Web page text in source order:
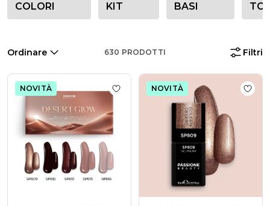
COLORI KIT BASI
Ordinare 630 PRODOTTI Filtri
NOVITÀ Aggiungi alla wishlist Collezione
NOVITÀ